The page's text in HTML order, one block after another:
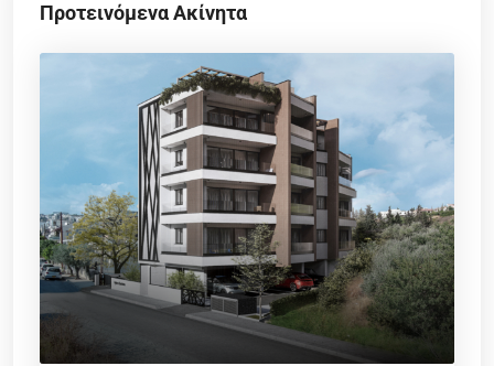
Προτεινόμενα Ακίνητα